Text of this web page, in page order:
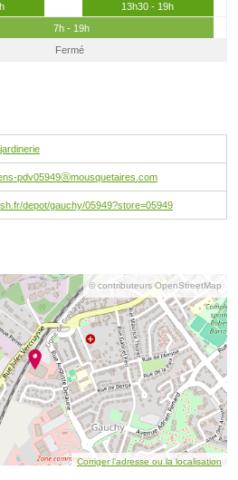
13h30 - 19h
7h - 19h
Fermé
pdv05949ⓐmousquetaires.com
depot/gauchy/05949?store=05949
© contributeurs OpenStreetMap
Corriger l’adresse ou la localisation